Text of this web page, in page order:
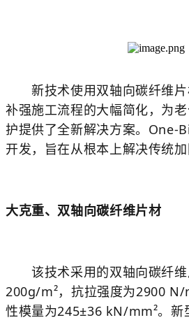
新技术使用双轴向碳纤维片
补强施工流程的大幅简化，为
护提供了全新解决方案。One-
开发，旨在从根本上解决传统加
大克重、双轴向碳纤维片材
该技术采用的双轴向碳纤维
200g/m²，抗拉强度为2900 N/
性模量为245±36 kN/mm²。新